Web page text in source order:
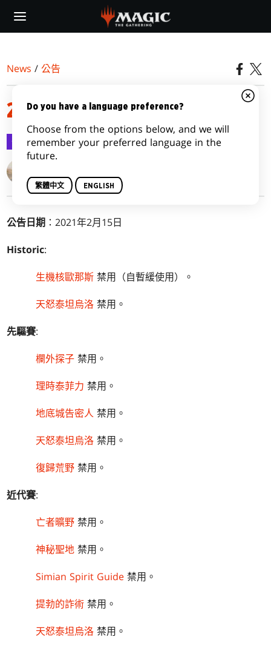
main
News /公告
2021年2月15日禁限牌公告
公告 2021-02-16
公告日期 ：2021年2月15日
Historic:
生機核歐那斯 禁用（自暫緩使用）。
天怒泰坦烏洛 禁用。
先驅賽:
欄外探子 禁用。
理時泰菲力 禁用。
地底城告密人 禁用。
天怒泰坦烏洛 禁用。
復歸荒野 禁用。
近代賽:
亡者曠野 禁用。
神秘聖地 禁用。
Simian Spirit Guide 禁用。
提勃的詐術 禁用。
天怒泰坦烏洛 禁用。
Do you have a language preference?
Choose from the options below, and we will
remember your preferred language in the
future.
繁體中文 ENGLISH